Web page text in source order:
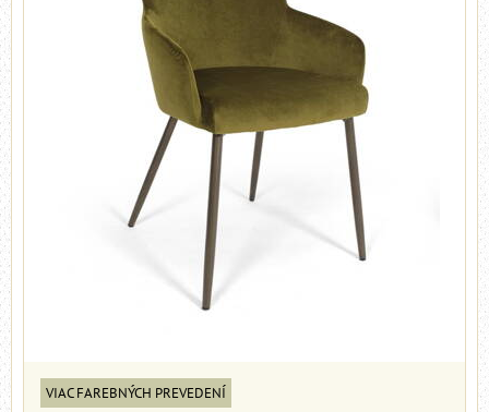
VIAC FAREBNÝCH PREVEDENÍ